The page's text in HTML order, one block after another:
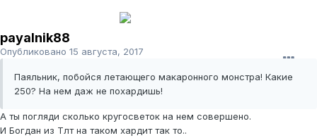
payalnik88
Опубликовано 15 августа, 2017
Паяльник, побойся летающего макаронного монстра! Какие
250? На нем даж не похардишь!
А ты погляди сколько кругосветок на нем совершено.
И Богдан из Тлт на таком хардит так то..